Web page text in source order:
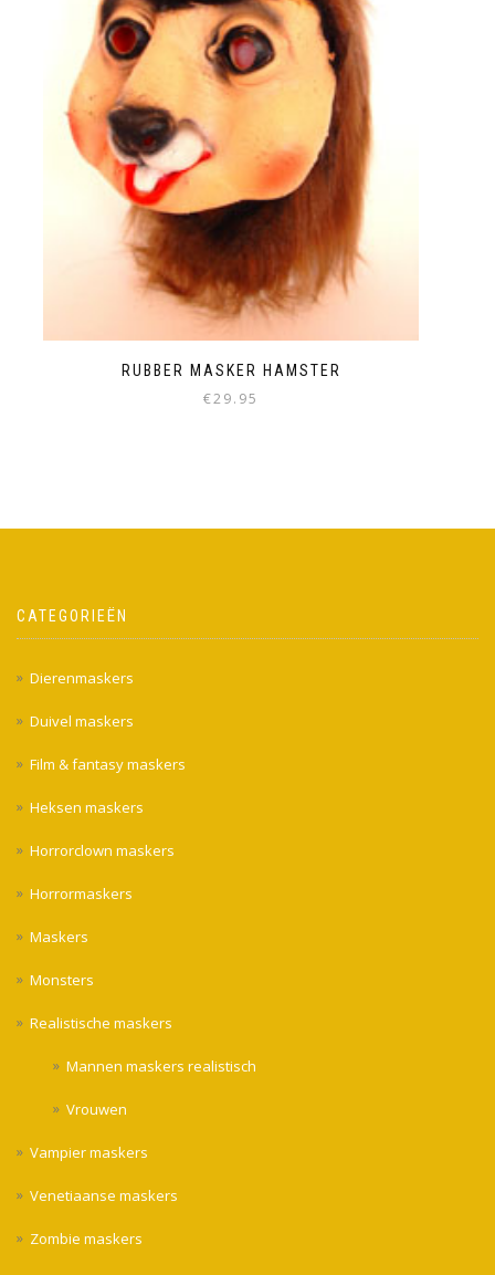
RUBBER MASKER HAMSTER
€29.95
CATEGORIEËN
Dierenmaskers
Duivel maskers
Film & fantasy maskers
Heksen maskers
Horrorclown maskers
Horrormaskers
Maskers
Monsters
Realistische maskers
Mannen maskers realistisch
Vrouwen
Vampier maskers
Venetiaanse maskers
Zombie maskers